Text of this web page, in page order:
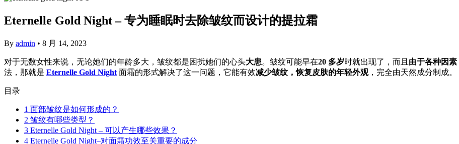
Eternelle Gold Night – 专为睡眠时去除皱纹而设计的提拉霜
By admin • 8 月 14, 2023
对于无数女性来说，无论她们的年龄多大，皱纹都是困扰她们的心头大患。皱纹可能早在20 多岁时就出现了，而且 由于各种因素
法，那就是 Eternelle Gold Night 面霜的形式解决了这一问题，它能有效减少皱纹，恢复皮肤的年轻外观，完全由天然成分制成。
目录
1 面部皱纹是如何形成的？
2 皱纹有哪些类型？
3 Eternelle Gold Night – 可以产生哪些效果？
4 Eternelle Gold Night–对面霜功效至关重要的成分